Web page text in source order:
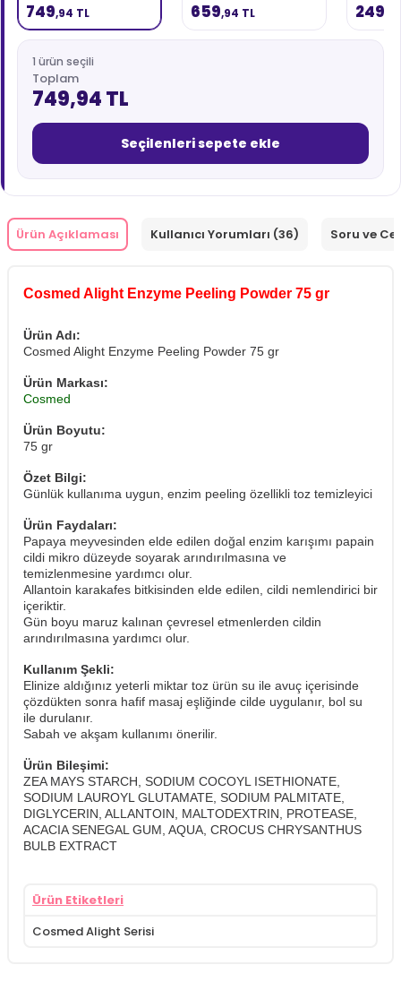
749,94 TL 659,94 TL 249
1 ürün seçili
Toplam
749,94 TL
Seçilenleri sepete ekle
Ürün Açıklaması Kullanıcı Yorumları (36) Soru ve
Cosmed Alight Enzyme Peeling Powder 75 gr
Ürün Adı:
Cosmed Alight Enzyme Peeling Powder 75 gr
Ürün Markası:
Cosmed
Ürün Boyutu:
75 gr
Özet Bilgi:
Günlük kullanıma uygun, enzim peeling özellikli toz temizleyici
Ürün Faydaları:
Papaya meyvesinden elde edilen doğal enzim karışımı papain
cildi mikro düzeyde soyarak arındırılmasına ve
temizlenmesine yardımcı olur.
Allantoin karakafes bitkisinden elde edilen, cildi nemlendirici bir
içeriktir.
Gün boyu maruz kalınan çevresel etmenlerden cildin
arındırılmasına yardımcı olur.
Kullanım Şekli:
Elinize aldığınız yeterli miktar toz ürün su ile avuç içerisinde
çözdükten sonra hafif masaj eşliğinde cilde uygulanır, bol su
ile durulanır.
Sabah ve akşam kullanımı önerilir.
Ürün Bileşimi:
ZEA MAYS STARCH, SODIUM COCOYL ISETHIONATE,
SODIUM LAUROYL GLUTAMATE, SODIUM PALMITATE,
DIGLYCERIN, ALLANTOIN, MALTODEXTRIN, PROTEASE,
ACACIA SENEGAL GUM, AQUA, CROCUS CHRYSANTHUS
BULB EXTRACT
Ürün Etiketleri
Cosmed Alight Serisi